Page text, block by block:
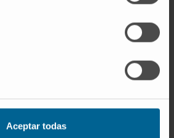
Aceptar todas